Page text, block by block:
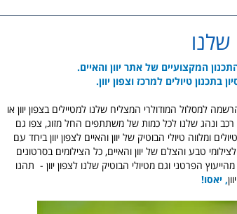
המקצועיים של אתר יוון והאיים.
למסלול המודולרי המצליח שלנו למטיילים בצפון יוון או
רכב ונהג שלנו לכל כמות של משתתפים החל מזוג, צפו גם
ומלווה טיולי הבוטיק של יוון והאיים לצפון יוון ביחד עם
טבע והצלם של יוון והאיים, כל הצילומים בסרטונים
הפרטני וגם מטיולי הבוטיק שלנו לצפון יוון - תהנו
, יאסו!